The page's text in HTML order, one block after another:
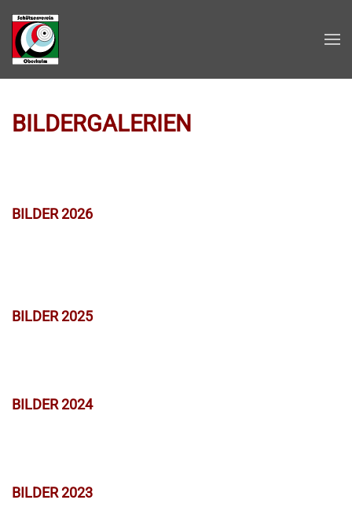
Zum Hauptinhalt springen
BILDERGALERIEN
BILDER 2026
BILDER 2025
BILDER 2024
BILDER 2023